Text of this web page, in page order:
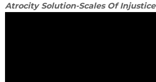
Atrocity Solution-Scales Of Injustice